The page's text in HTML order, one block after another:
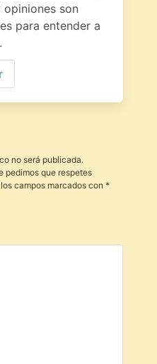
opiniones son
para entender a
no será publicada.
pedimos que respetes
campos marcados con *